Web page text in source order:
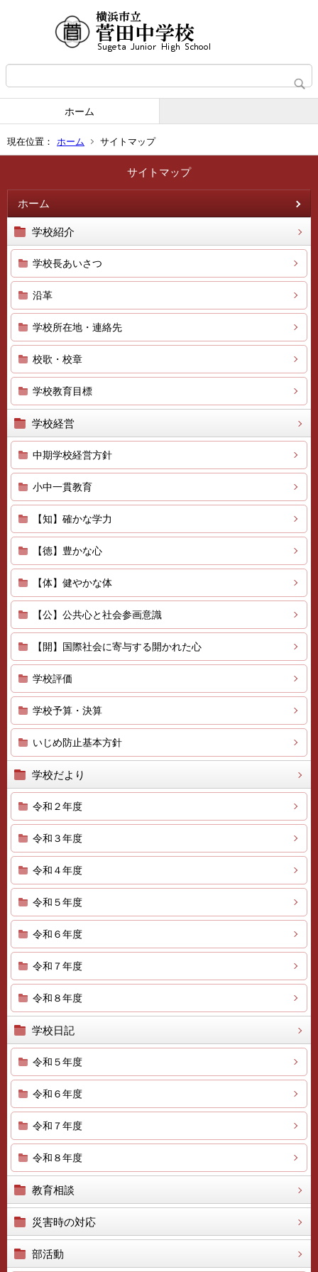
ホーム
現在位置： ホーム サイトマップ
サイトマップ
ホーム
学校紹介
学校長あいさつ
沿革
学校所在地・連絡先
校歌・校章
学校教育目標
学校経営
中期学校経営方針
小中一貫教育
【知】確かな学力
【徳】豊かな心
【体】健やかな体
【公】公共心と社会参画意識
【開】国際社会に寄与する開かれた心
学校評価
学校予算・決算
いじめ防止基本方針
学校だより
令和２年度
令和３年度
令和４年度
令和５年度
令和６年度
令和７年度
令和８年度
学校日記
令和５年度
令和６年度
令和７年度
令和８年度
教育相談
災害時の対応
部活動